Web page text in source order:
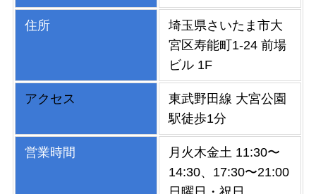
住所
埼玉県さいたま市大
宮区寿能町1-24 前場
ビル 1F
アクセス
東武野田線 大宮公園
駅徒歩1分
営業時間
月火木金土 11:30〜
14:30、17:30〜21:00